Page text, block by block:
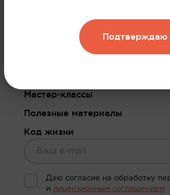
Клинические случаи
Библиотека вебинаров
Мастер-классы
Полезные материалы
Код жизни
Даю согласие на обработку
и лицензионным соглашением
Подтверждаю